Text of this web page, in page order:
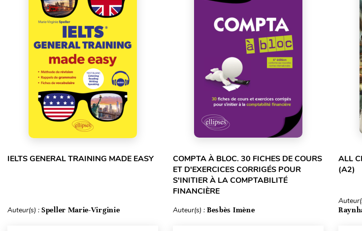
IELTS GENERAL TRAINING MADE EASY
Auteur(s) : Speller Marie-Virginie
COMPTA À BLOC. 30 FICHES DE COURS
ET D'EXERCICES CORRIGÉS POUR
S'INITIER À LA COMPTABILITÉ
FINANCIÈRE
Auteur(s) : Besbès Imène
ALL
(A2)